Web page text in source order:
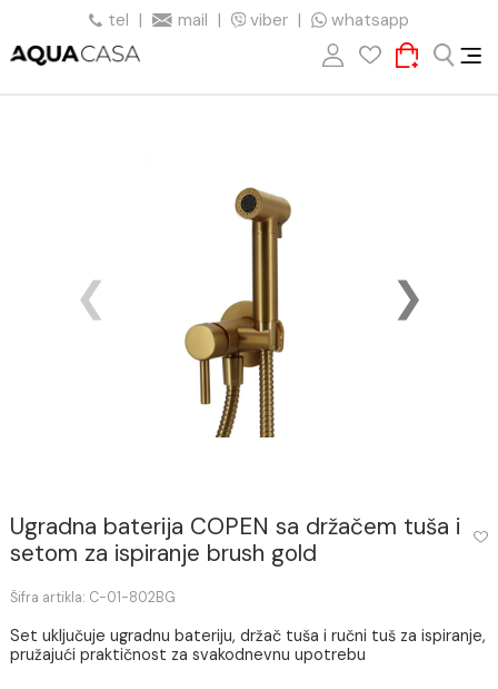
tel | mail | viber | whatsapp
Ugradna baterija COPEN sa držačem
setom za ispiranje brush gold
Šifra artikla: C-01-802BG